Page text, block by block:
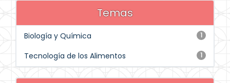
Temas
1
Biología y Química
1
Tecnología de los Alimentos